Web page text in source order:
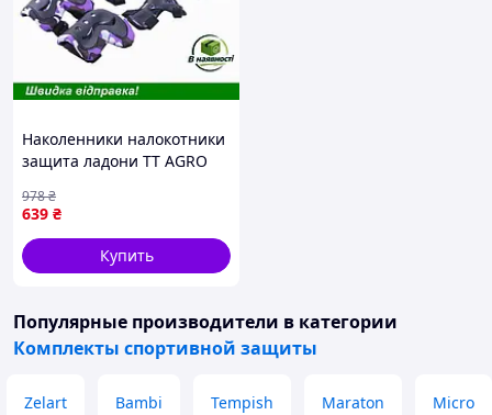
Наколенники налокотники
защита ладони TT AGRO
6 шт защита от травм
639 ₴
978₴
Купить
Популярные производители в категории
Комплекты спортивной защиты
Zelart Bambi Tempish Maraton Micro